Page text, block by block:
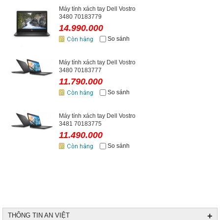
Máy tính xách tay Dell Vostro
3480 70183779
14.990.000
So sánh
Máy tính xách tay Dell Vostro
3480 70183777
11.790.000
So sánh
Máy tính xách tay Dell Vostro
3481 70183775
11.490.000
So sánh
THÔNG TIN AN VIỆT +